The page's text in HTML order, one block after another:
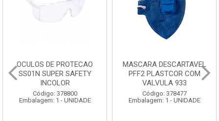
OCULOS DE PROTECAO
SS01N SUPER SAFETY
INCOLOR
Código: 378800
Embalagem: 1 - UNIDADE
MASCARA DESCARTAVEL
PFF2 PLASTCOR COM
VALVULA 933
Código: 378477
Embalagem: 1 - UNIDADE